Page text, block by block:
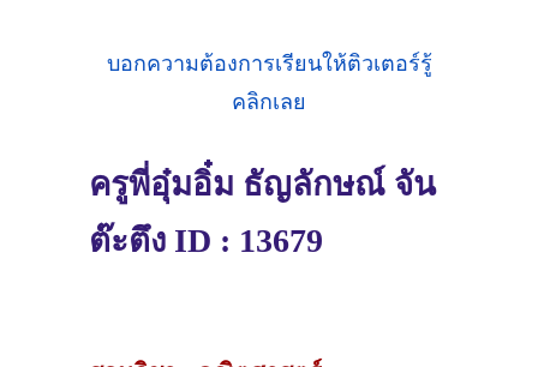
บอกความต้องการเรียนให้ติวเตอร์รู้
คลิกเลย
ครูพี่อุ๋มอิ๋ม ธัญลักษณ์ จัน
ต๊ะตึง ID : 13679